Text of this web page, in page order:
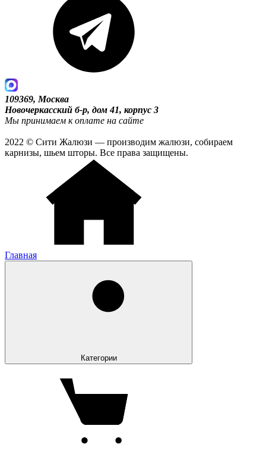
109369, Москва
Новочеркасский б-р, дом 41, корпус 3
Мы принимаем к оплате на сайте
2022 © Сити Жалюзи — производим жалюзи, собираем
карнизы, шьем шторы. Все права защищены.
Главная
Категории